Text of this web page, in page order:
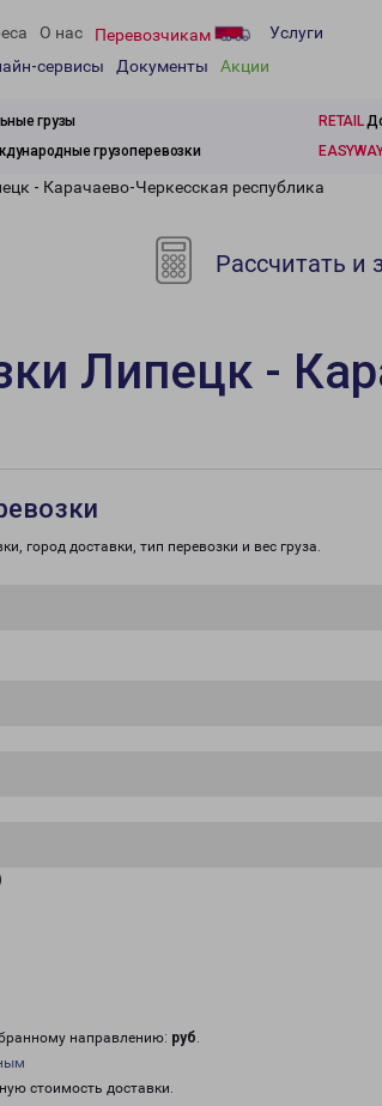
О нас Перевозчикам
Услуги
сервисы
Документы Акции
грузы RETAIL
грузоперевозки
- Карачаево-Черкесская республика
Рассчитать и
Липецк -
город доставки, тип перевозки и вес груза.
направлению: руб.
стоимость доставки.